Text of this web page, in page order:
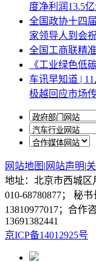
度净利润13.5
全国政协十四
家领导人到会
全国工商联精
《工业绿色低
车讯早知道 |
极越回应市场
网站地图 | 网站声明|
地址：北京市西城区
010-68780877； 秘书
13810977017；合作
13691382441
京ICP备14012925号